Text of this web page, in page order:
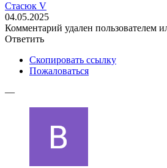
Стасюк V
04.05.2025
Комментарий удален пользователем
Ответить
Скопировать ссылку
Пожаловаться
—